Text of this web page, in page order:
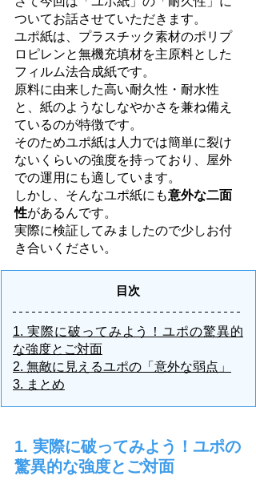
ついてお話させていただきます。
ユポ紙は、プラスチック素材のポリプ
ロピレンと無機充填材を主原料とした
フィルム法合成紙です。
原料に由来した高い耐久性・耐水性
と、紙のようなしなやかさを兼ね備え
ているのが特徴です。
そのためユポ紙は人力では簡単に裂け
ないくらいの強度を持っており、屋外
での運用にも適しています。
しかし、そんなユポ紙にも意外な二面
性があるんです。
実際に検証してみましたので少しお付
き合いください。
目次
1. 実際に破ってみよう！ユポの驚異的
な強度とご対面
2. 無敵に見えるユポの「意外な弱点」
3. まとめ
1. 実際に破ってみよう！ユポの
驚異的な強度とご対面